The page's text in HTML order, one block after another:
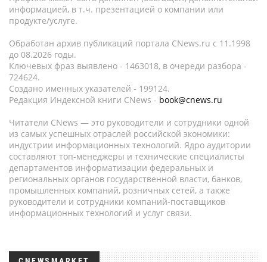
информацией, в т.ч. презентацией о компании или
продукте/услуге.
Обработан архив публикаций портала CNews.ru c 11.1998
до 08.2026 годы.
Ключевых фраз выявлено - 1463018, в очереди разбора -
724624.
Создано именных указателей - 199124.
Редакция Индексной книги CNews - book@cnews.ru
Читатели CNews — это руководители и сотрудники одной
из самых успешных отраслей российской экономики:
индустрии информационных технологий. Ядро аудитории
составляют топ-менеджеры и технические специалисты
департаментов информатизации федеральных и
региональных органов государственной власти, банков,
промышленных компаний, розничных сетей, а также
руководители и сотрудники компаний-поставщиков
информационных технологий и услуг связи.